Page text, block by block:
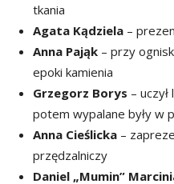
tkania
Agata Kądziela –
Anna Pająk – przy
epoki kamienia
Grzegorz Borys –
potem wypalane były w
Anna Cieślicka –
przędzalniczy
Daniel „Mumin”